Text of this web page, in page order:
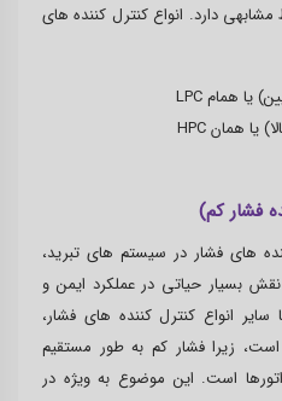
مشابهی دارد. انواع کنترل کننده های
های فشار در سیستم های تبرید،
بسیار حیاتی در عملکرد ایمن و
سایر انواع کنترل کننده های فشار،
زیرا فشار کم به طور مستقیم
است. این موضوع به ویژه در